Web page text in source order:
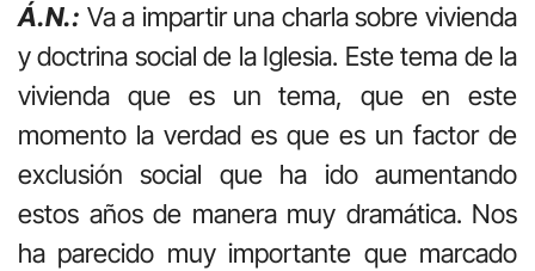
Á.N.: Va a impartir una charla sobre vivienda
y doctrina social de la Iglesia. Este tema de la
vivienda que es un tema, que en este
momento la verdad es que es un factor de
exclusión social que ha ido aumentando
estos años de manera muy dramática. Nos
ha parecido muy importante que marcado